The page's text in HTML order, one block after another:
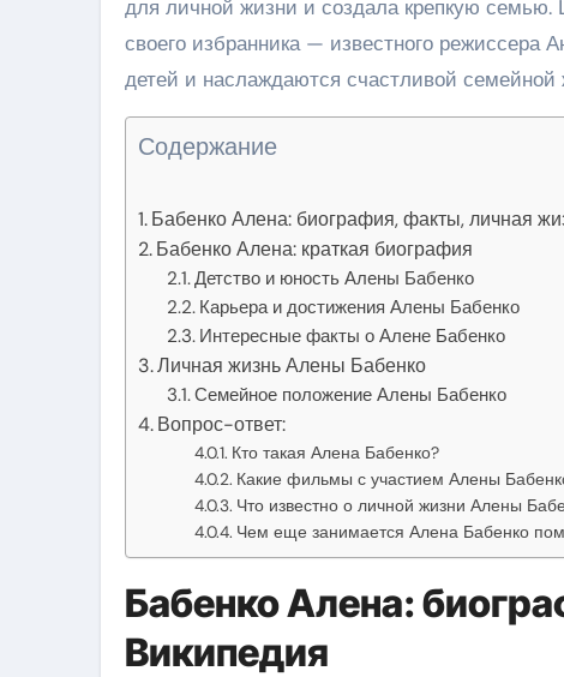
для личной жизни и создала крепкую
своего избранника — известного режиссера
детей и наслаждаются счастливой семейной
Содержание
Бабенко Алена: биография, факты, личная
Бабенко Алена: краткая биография
Детство и юность Алены Бабенко
Карьера и достижения Алены Бабенко
Интересные факты о Алене Бабенко
Личная жизнь Алены Бабенко
Семейное положение Алены Бабенко
Вопрос-ответ:
Кто такая Алена Бабенко?
Какие фильмы с участием Алены
Что известно о личной жизни Алены
Чем еще занимается Алена Бабенко
Бабенко Алена:
Википедия